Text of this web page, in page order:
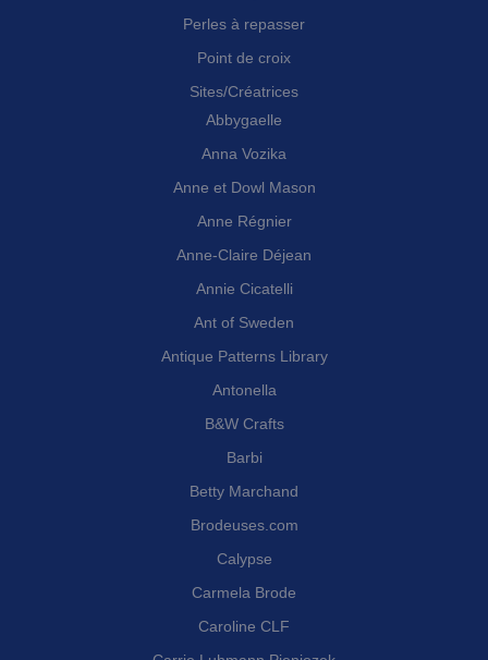
Perles à repasser
Point de croix
Sites/Créatrices
Abbygaelle
Anna Vozika
Anne et Dowl Mason
Anne Régnier
Anne-Claire Déjean
Annie Cicatelli
Ant of Sweden
Antique Patterns Library
Antonella
B&W Crafts
Barbi
Betty Marchand
Brodeuses.com
Calypse
Carmela Brode
Caroline CLF